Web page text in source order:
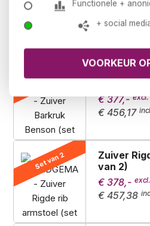
€ 309,-
Set van 2
€ 377,-
€ 456,17
Set van 2
Zuiver
van 2)
€ 378,-
€ 457,38
Functionele +
+ social